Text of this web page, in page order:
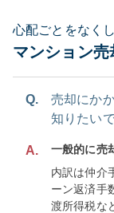
心配ごとをなく
マンション
Q.
売却にか
知りたいで
A.
一般的に売
内訳は仲介
ーン返済手
渡所得税な